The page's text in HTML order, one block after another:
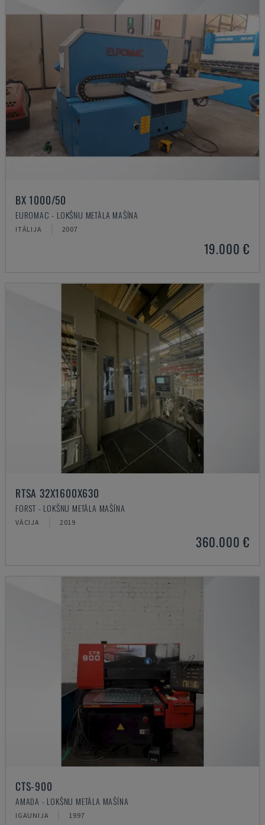
BX 1000/50
EUROMAC - LOKŠŅU METĀLA MAŠĪNA
ITĀLIJA 2007
19.000 €
RTSA 32X1600X630
FORST - LOKŠŅU METĀLA MAŠĪNA
VĀCIJA 2019
360.000 €
CTS-900
AMADA - LOKŠŅU METĀLA MAŠĪNA
IGAUNIJA 1997